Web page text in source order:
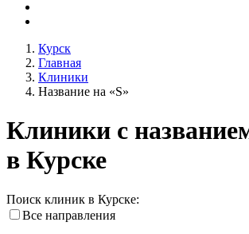
Курск
Главная
Клиники
Название на «S»
Клиники с
в Курске
Поиск клиник в Курске:
Все направления